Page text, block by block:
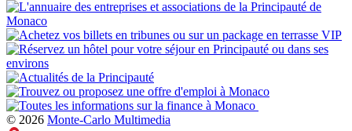
© 2026 Monte-Carlo Multimedia